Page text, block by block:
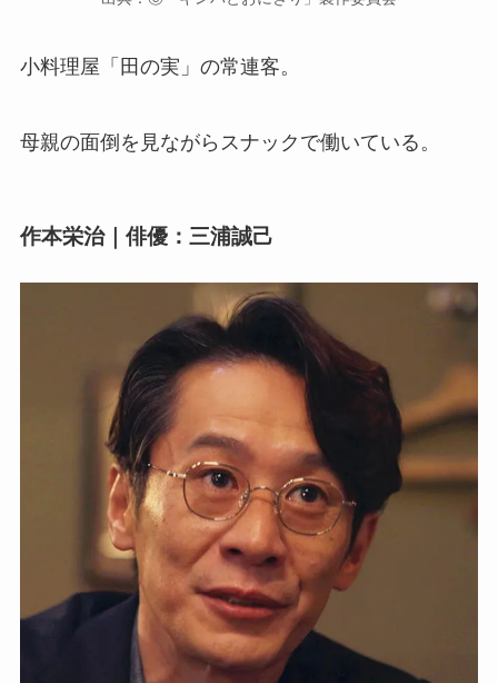
小料理屋「田の実」の常連客。
母親の面倒を見ながらスナックで働いている。
作本栄治｜俳優：三浦誠己